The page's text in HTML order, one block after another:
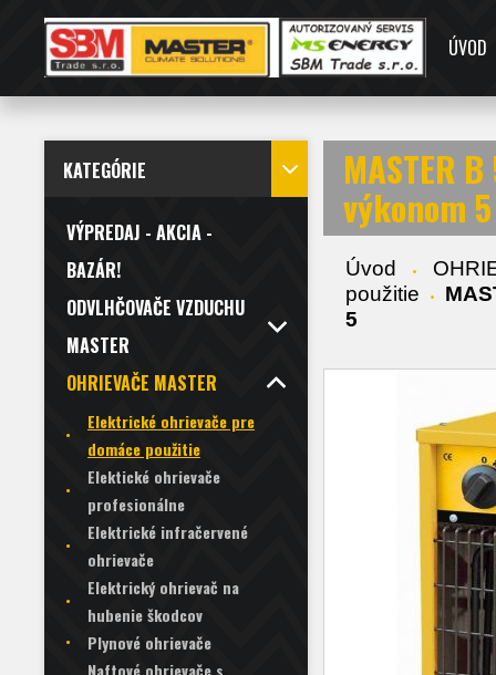
ÚVOD
KATEGÓRIE
VÝPREDAJ - AKCIA -
BAZÁR!
ODVLHČOVAČE VZDUCHU
MASTER
OHRIEVAČE MASTER
Elektrické ohrievače pre
domáce použitie
Elektické ohrievače
profesionálne
Elektrické infračervené
ohrievače
Elektrický ohrievač na
hubenie škodcov
Plynové ohrievače
Naftové ohrievače s
MASTER
výkonom 5
Úvod
použitie
5